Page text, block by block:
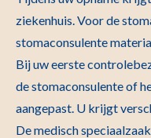
ziekenhuis. Voor de
stomaconsulente
Bij uw eerste
de stomaconsulente of
aangepast. U krijgt
De medisch